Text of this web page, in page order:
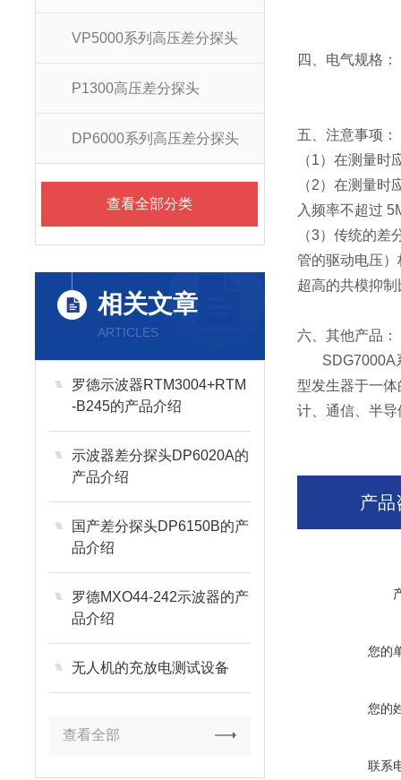
VP5000系列高压差分探头
P1300高压差分探头
DP6000系列高压差分探头
查看全部分类
相关文章
ARTICLES
罗德示波器RTM3004+RTM
-B245的产品介绍
示波器差分探头DP6020A的
产品介绍
国产差分探头DP6150B的产
品介绍
罗德MXO44-242示波器的产
品介绍
无人机的充放电测试设备
查看全部
四、电气规格：
五、注意事项：
（1）在测量
（2）在测量
入频率不超过
（3）传统的
管的驱动电压
超高的共模抑
六、其他产品：
SDG7000A系
型发生器于一
计、通信、半
产品
您的
您的
联系